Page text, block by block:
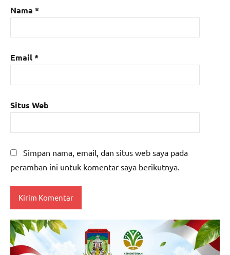
Nama *
Email*
Situs Web
Simpan nama, email, dan situs web saya pada
peramban ini untuk komentar saya berikutnya.